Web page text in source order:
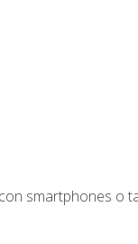
smartphones o